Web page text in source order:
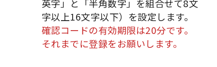
英字」と「半角数字」を組合せて8文
字以上16文字以下）を設定します。
確認コードの有効期限は20分です。
それまでに登録をお願いします。